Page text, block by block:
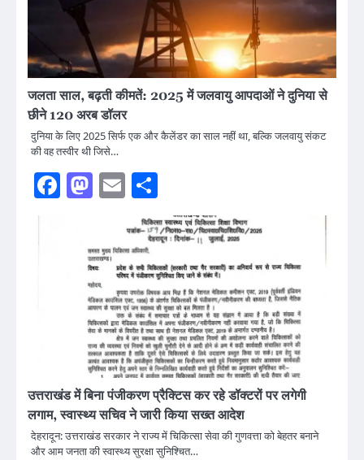
जलता साल, बढ़ती कीमतें: 2025 में जलवायु आपदाओं ने दुनिया से
छीने 120 अरब डॉलर
दुनिया के लिए 2025 सिर्फ एक और कैलेंडर का साल नहीं था, बल्कि जलवायु संकट
की वह तस्वीर थी जिसे…
Facebook
Mastodon
Email
उत्तराखंड में बिना पंजीकरण प्रैक्टिस कर रहे डॉक्टरों पर लगेगी
लगाम, स्वास्थ्य सचिव ने जारी किया सख्त आदेश
देहरादून: उत्तराखंड सरकार ने राज्य में चिकित्सा सेवा की गुणवत्ता को बेहतर बनाने
और आम जनता की स्वास्थ्य सुरक्षा सुनिश्चित…